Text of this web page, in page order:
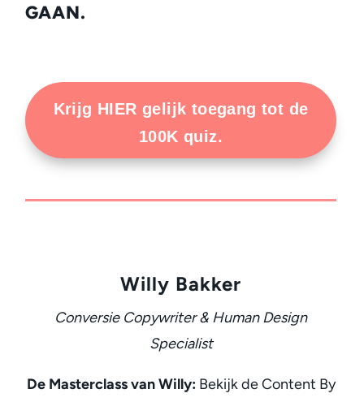
GAAN.
Krijg HIER gelijk toegang tot de
100K quiz.
Willy Bakker
Conversie Copywriter & Human Design
Specialist
De Masterclass van Willy: Bekijk de Content By